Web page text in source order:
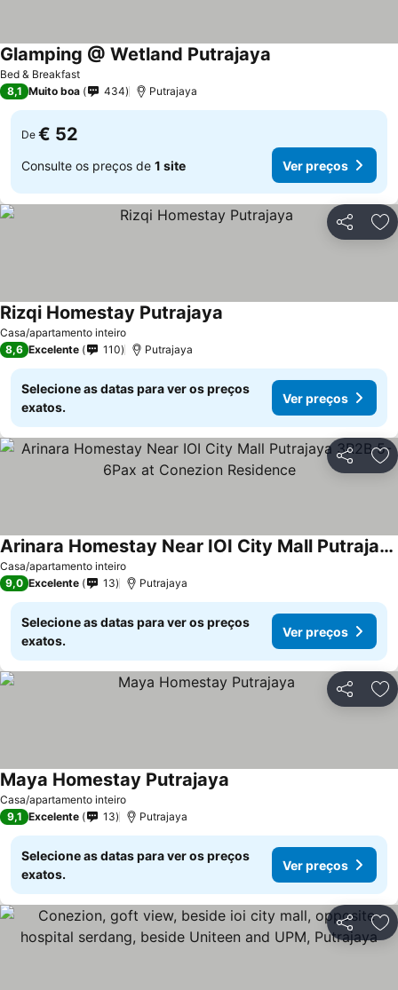
Bed & Breakfast
Glamping @ Wetland Putrajaya
8,1 Muito boa 434 Putrajaya
De € 52
Consulte os preços de 1 site Ver preços
Partilhar
Casa/apartamento inteiro
Rizqi Homestay Putrajaya
8,6 Excelente 110 Putrajaya
Selecione as datas para ver os preços
exatos.
Ver preços
Partilhar
Casa/apartamento inteiro
Arinara Homestay Near IOI City Mall Putrajaya 3R2B 5-6Pax at Conezion Residence
Ver preços
9,0 Excelente 13 Putrajaya
Selecione as datas para ver os preços
exatos.
Ver preços
Partilhar
Casa/apartamento inteiro
Maya Homestay Putrajaya
9,1 Excelente 13 Putrajaya
Selecione as datas para ver os preços
exatos.
Ver preços
Partilhar